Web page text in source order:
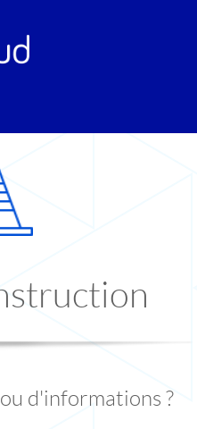
d'informations ?